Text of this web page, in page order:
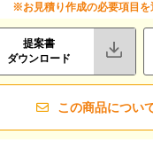
※お見積り作成の必要項目
提案書
ダウンロード
この商品につい